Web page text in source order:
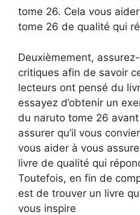
tome 26. Cela vous
tome 26 de qualité qui
Deuxièmement,
critiques afin de savoir
lecteurs ont pensé du
essayez d’obtenir un
du naruto tome 26
assurer qu’il vous
vous aider à vous
livre de qualité qui
Toutefois, en fin de
est de trouver un livre
vous inspire